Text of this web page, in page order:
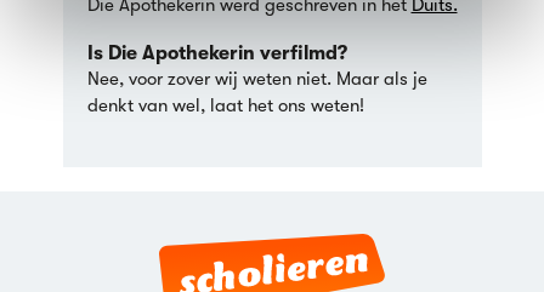
Die Apothekerin werd geschreven in het Duits.
Is Die Apothekerin verfilmd?
Nee, voor zover wij weten niet. Maar als je
denkt van wel, laat het ons weten!